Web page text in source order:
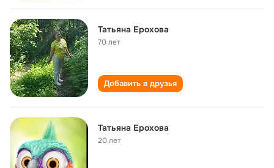
Татьяна Ерохова
70 лет
Добавить в друзья
Татьяна Ерохова
20 лет